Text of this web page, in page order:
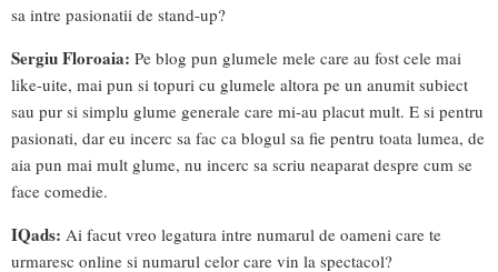
sa intre pasionatii de stand-up?
Sergiu Floroaia: Pe blog pun glumele mele care au fost cele mai
like-uite, mai pun si topuri cu glumele altora pe un anumit subiect
sau pur si simplu glume generale care mi-au placut mult. E si pentru
pasionati, dar eu incerc sa fac ca blogul sa fie pentru toata lumea, de
aia pun mai mult glume, nu incerc sa scriu neaparat despre cum se
face comedie.
IQads: Ai facut vreo legatura intre numarul de oameni care te
urmaresc online si numarul celor care vin la spectacol?